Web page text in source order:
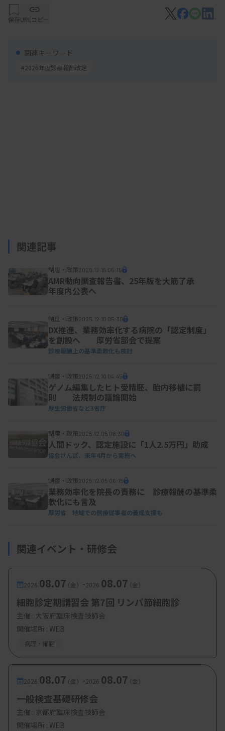
も了承されていた。
保存URLコピー
関連キーワード
#2026年度診療報酬改定
関連記事
制度・政策2025.12.15 05:15
AMR動向調査報告書、25年版を大筋了承
年度内公表へ
制度・政策2025.12.10 05:30
DX推進、業務効率化する病院の「認定制度」
を創設へ 厚労省部会で提案
診療報酬上の基準柔軟化も検討
制度・政策2025.12.10 04:45
ゲノム編集したヒト受精胚、胎内移植に罰
則 法規制の議論開始
厚生労働省など3省庁
制度・政策2025.12.05 06:30
人間ドック、認定施設に「1人2.5万円」助成
協会けんぽ、来年4月から実施へ
制度・政策2025.12.05 06:15
業務効率化を院長の責務に 診療報酬の基準柔
軟化にも言及
厚労省 地域での医療従事者の養成支援も
関連イベント・研修会
2026. 08.07（金） -2026. 08.07（金）
細胞診定期講習会 第7回 リンパ節細胞診
主催 : 大阪府臨床検査技師会
開催場所 : WEB
病理・細胞
2026. 08.07（金） -2026. 08.07（金）
一般検査基礎研修会
主催 : 京都府臨床検査技師会
開催場所 : WEB